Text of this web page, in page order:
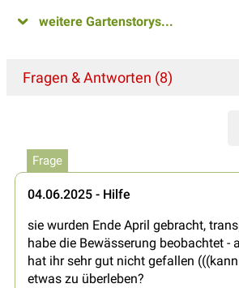
weitere Gartenstorys...
Fragen & Antworten (8)
Frage
04.06.2025 - Hilfe
sie wurden Ende April gebracht,
habe die Bewässerung beobachtet -
hat ihr sehr gut nicht gefallen
etwas zu überleben?